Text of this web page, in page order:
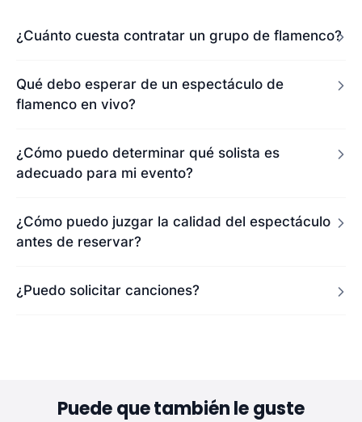
¿Cuánto cuesta contratar un grupo de flamenco?
Qué debo esperar de un espectáculo de
flamenco en vivo?
¿Cómo puedo determinar qué solista es
adecuado para mi evento?
¿Cómo puedo juzgar la calidad del espectáculo
antes de reservar?
¿Puedo solicitar canciones?
Puede que también le guste